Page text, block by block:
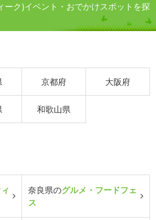
ーク)イベント・おでかけスポットを探
京都府 大阪府
和歌山県
奈良県のグルメ・フードフェ
ス